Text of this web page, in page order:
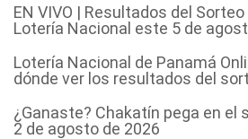
EN VIVO | Resultados del
Lotería Nacional este 5 de
Lotería Nacional de Panamá
dónde ver los resultados del
¿Ganaste? Chakatín pega en el
2 de agosto de 2026